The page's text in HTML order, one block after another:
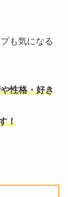
も気になる
性格・好き
！